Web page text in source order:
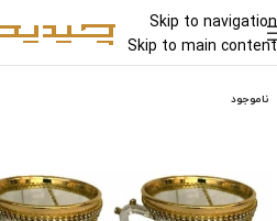
Skip to navigation
Skip to main content
ناموجود